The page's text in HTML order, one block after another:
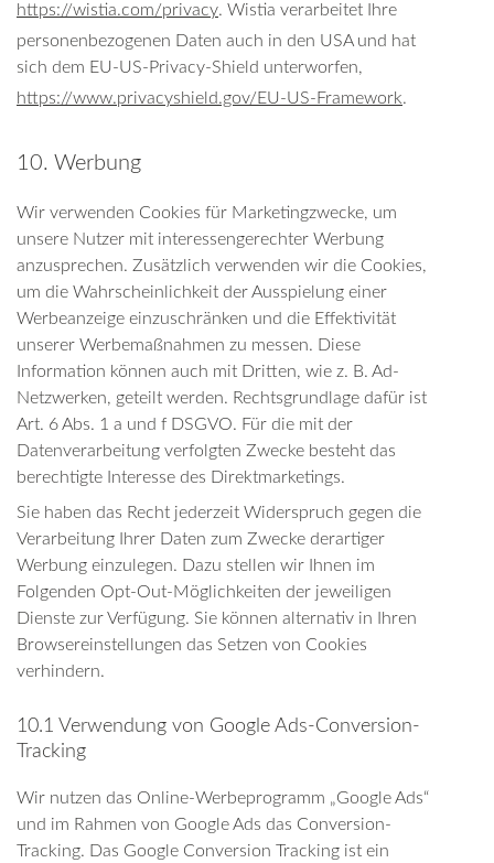
​https://wistia.com/privacy. Wistia verarbeitet Ihre
personenbezogenen Daten auch in den USA und hat
sich dem EU-US-Privacy-Shield unterworfen, ​
https://www.privacyshield.gov/EU-US-Framework.
10. Werbung
Wir verwenden Cookies für Marketingzwecke, um
unsere Nutzer mit interessengerechter Werbung
anzusprechen. Zusätzlich verwenden wir die Cookies,
um die Wahrscheinlichkeit der Ausspielung einer
Werbeanzeige einzuschränken und die Effektivität
unserer Werbemaßnahmen zu messen. Diese
Information können auch mit Dritten, wie z. B. Ad-
Netzwerken, geteilt werden. Rechtsgrundlage dafür ist
Art. 6 Abs. 1 a und f DSGVO. Für die mit der
Datenverarbeitung verfolgten Zwecke besteht das
berechtigte Interesse des Direktmarketings.
Sie haben das Recht jederzeit Widerspruch gegen die
Verarbeitung Ihrer Daten zum Zwecke derartiger
Werbung einzulegen. Dazu stellen wir Ihnen im
Folgenden Opt-Out-Möglichkeiten der jeweiligen
Dienste zur Verfügung. Sie können alternativ in Ihren
Browsereinstellungen das Setzen von Cookies
verhindern.
10.1 Verwendung von Google Ads-Conversion-
Tracking
Wir nutzen das Online-Werbeprogramm „Google Ads“
und im Rahmen von Google Ads das Conversion-
Tracking. Das Google Conversion Tracking ist ein